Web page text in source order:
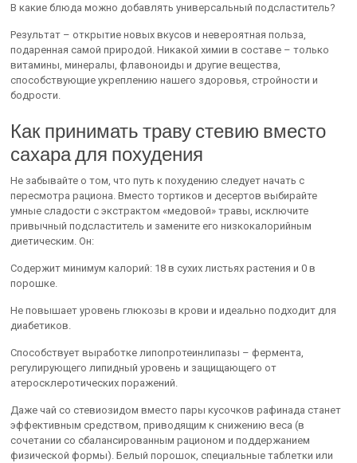
В какие блюда можно добавлять универсальный подсластитель?
Результат – открытие новых вкусов и невероятная польза,
подаренная самой природой. Никакой химии в составе – только
витамины, минералы, флавоноиды и другие вещества,
способствующие укреплению нашего здоровья, стройности и
бодрости.
Как принимать траву стевию вместо
сахара для похудения
Не забывайте о том, что путь к похудению следует начать с
пересмотра рациона. Вместо тортиков и десертов выбирайте
умные сладости с экстрактом «медовой» травы, исключите
привычный подсластитель и замените его низкокалорийным
диетическим. Он:
Содержит минимум калорий: 18 в сухих листьях растения и 0 в
порошке.
Не повышает уровень глюкозы в крови и идеально подходит для
диабетиков.
Способствует выработке липопротеинлипазы – фермента,
регулирующего липидный уровень и защищающего от
атеросклеротических поражений.
Даже чай со стевиозидом вместо пары кусочков рафинада станет
эффективным средством, приводящим к снижению веса (в
сочетании со сбалансированным рационом и поддержанием
физической формы). Белый порошок, специальные таблетки или